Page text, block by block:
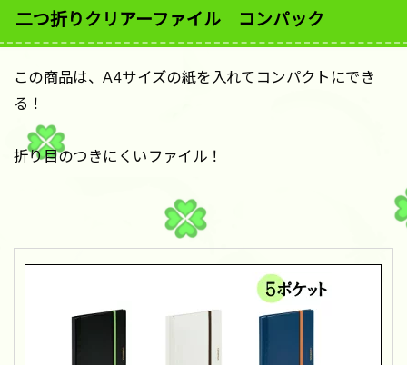
二つ折りクリアーファイル コンパック
この商品は、A4サイズの紙を入れてコンパクトにでき
る！
折り目のつきにくいファイル！